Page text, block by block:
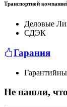
Транспортной
Деловые
СДЭК
Гарания
Не нашли,